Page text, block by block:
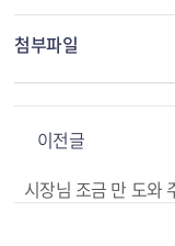
첨부파일
이전글
시장님 조금 만 도와